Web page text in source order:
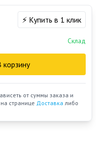
⚡ Купить в 1 клик
Склад
корзину
от суммы заказа и
странице Доставка либо